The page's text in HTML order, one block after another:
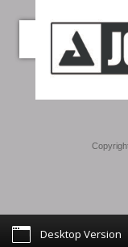
Desktop Version